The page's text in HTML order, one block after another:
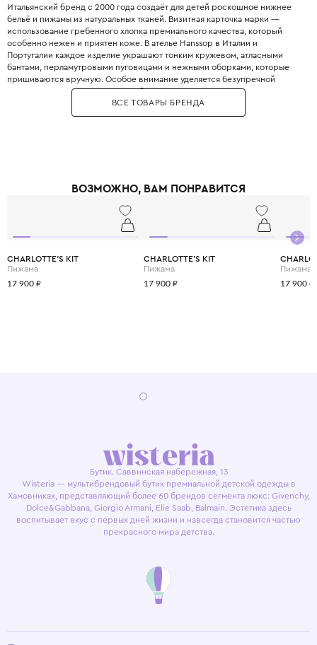
Итальянский бренд с 2000 года создаёт для детей роскошное нижнее
бельё и пижамы из натуральных тканей. Визитная карточка марки —
использование гребенного хлопка премиального качества, который
особенно нежен и приятен коже. В ателье Hanssop в Италии и
Португалии каждое изделие украшают тонким кружевом, атласными
бантами, перламутровыми пуговицами и нежными оборками, которые
пришиваются вручную. Особое внимание уделяется безупречной
посадке: основательница и CEO бренда Ингрид лично контролирует
каждый этап производства, добиваясь идеального кроя. Каждая вещь
Hanssop продаётся в эксклюзивных универмагах по всему миру,
ребёнку не просто одежду для сна, а настоящую итальянскую роскошь и
ВСЕ ТОВАРЫ БРЕНДА
ВОЗМОЖНО, ВАМ ПОНРАВИТСЯ
CHARLOTTE'S KIT
Пижама
17 900 ₽
CHARLOTTE'S KIT
Пижама
17 900 ₽
Пижама
17 900 ₽
Бутик. Саввинская набережная, 13
Wisteria — мультибрендовый бутик премиальной детской одежды в
Хамовниках, представляющий более 60 брендов сегмента люкс: Givenchy,
Dolce&Gabbana, Giorgio Armani, Elie Saab, Balmain. Эстетика здесь
воспитывает вкус с первых дней жизни и навсегда становится частью
прекрасного мира детства.